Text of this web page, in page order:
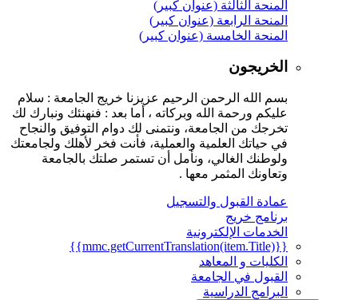
المنحة الثالثة (عنوان كبير)
المنحة الرابعة (عنوان كبير)
المنحة الخامسة (عنوان كبير)
الخريجون
بسم الله الرحمن الرحيم عزيزنا خريج الجامعة : سلام
عليكم ورحمة الله وبركاته ، أما بعد : فنهنئك ونبارك لك
تخرجك من الجامعة، ونتمنى لك دوام التوفيق والنجاح
في حياتك العلمية والعملية، فأنت فخر لأهلك ولجامعتك
ولوطنك الغالي، ونأمل أن تستمر صلتك بالجامعة
وتعاونك المثمر معها .
عمادة القبول والتسجيل
برنامج خريج
الخدمات الإلكترونية
{{mmc.getCurrentTranslation(item.Title)}}
الكليات و المعاهد
القبول في الجامعة
البرامج الدراسية